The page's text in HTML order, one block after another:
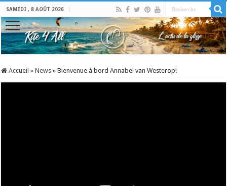
SAMEDI , 8 AOÛT 2026
Accueil » News » Bienvenue à bord Annabel van Westerop!